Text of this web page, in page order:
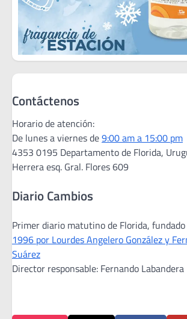
Contáctenos
Horario de atención:
De lunes a viernes de9:00 am a 15:00 pm
4353 0195 Departamento de Florida,
Herrera esq. Gral. Flores 609
Diario Cambios
Primer diario matutino de Florida,
1996 por Lourdes Angelero González y
Suárez
Director responsable: Fernando Labandera